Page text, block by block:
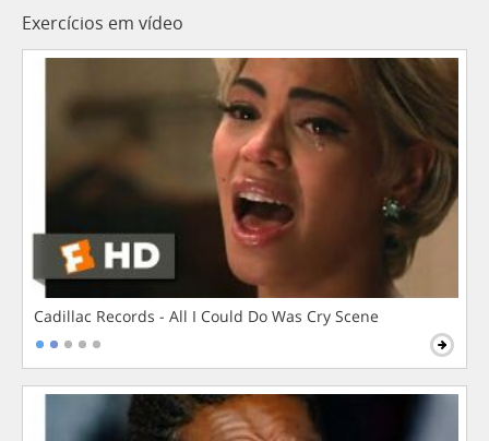
Exercícios em vídeo
Cadillac Records - All I Could Do Was Cry Scene